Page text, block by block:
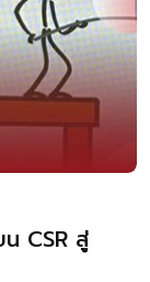
CSR สู่